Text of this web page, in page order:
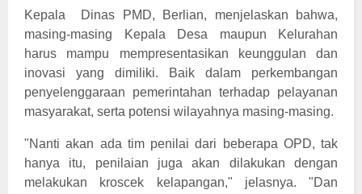
Kepala Dinas PMD, Berlian, menjelaskan bahwa,
masing-masing Kepala Desa maupun Kelurahan
harus mampu mempresentasikan keunggulan dan
inovasi yang dimiliki. Baik dalam perkembangan
penyelenggaraan pemerintahan terhadap pelayanan
masyarakat, serta potensi wilayahnya masing-masing.
"Nanti akan ada tim penilai dari beberapa OPD, tak
hanya itu, penilaian juga akan dilakukan dengan
melakukan kroscek kelapangan," jelasnya. "Dan